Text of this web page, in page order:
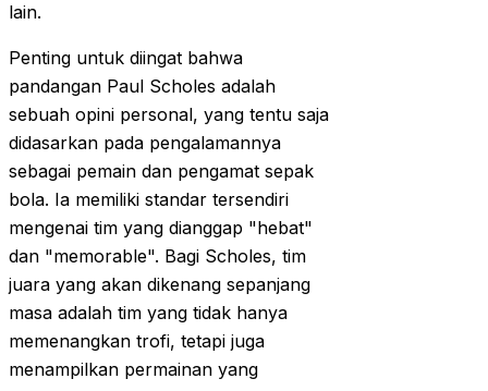
lain.
Penting untuk diingat bahwa
pandangan Paul Scholes adalah
sebuah opini personal, yang tentu saja
didasarkan pada pengalamannya
sebagai pemain dan pengamat sepak
bola. Ia memiliki standar tersendiri
mengenai tim yang dianggap "hebat"
dan "memorable". Bagi Scholes, tim
juara yang akan dikenang sepanjang
masa adalah tim yang tidak hanya
memenangkan trofi, tetapi juga
menampilkan permainan yang